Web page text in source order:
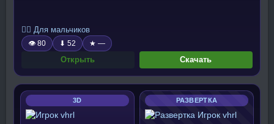
🧍‍♂️ Для мальчиков
👁 80 ⬇ 52 ★ —
Открыть Скачать
3D РАЗВЕРТКА